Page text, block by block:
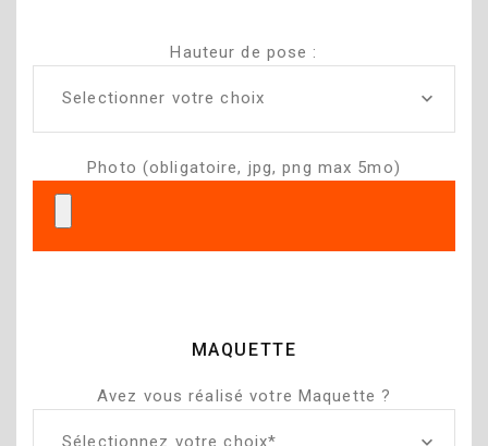
Hauteur de pose :
Selectionner votre choix
Photo (obligatoire, jpg, png max 5mo)
MAQUETTE
Avez vous réalisé votre Maquette ?
Sélectionnez votre choix*